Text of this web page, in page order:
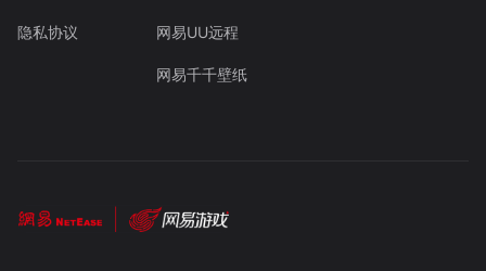
隐私协议 网易UU远程
网易千千壁纸